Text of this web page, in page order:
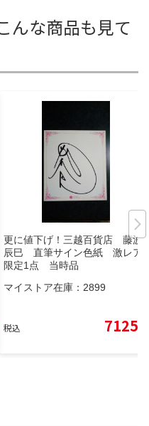
んな商品も見て
更に値下げ！三越百貨店 藤波
辰巳 直筆サイン色紙 激レア
限定1点 当時品
マイストア在庫： 2899
税込 7125